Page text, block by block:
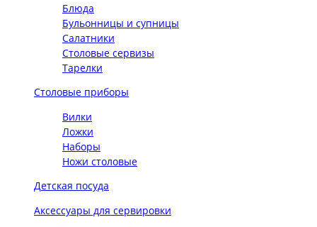
Блюда
Бульонницы и супницы
Салатники
Столовые сервизы
Тарелки
Столовые приборы
Вилки
Ложки
Наборы
Ножи столовые
Детская посуда
Аксессуары для сервировки